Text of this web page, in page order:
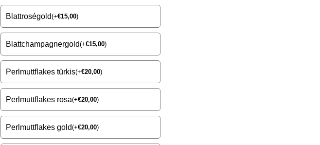
Blattroségold(+€15,00)
Blattchampagnergold(+€15,00)
Perlmuttflakes türkis(+€20,00)
Perlmuttflakes rosa(+€20,00)
Perlmuttflakes gold(+€20,00)